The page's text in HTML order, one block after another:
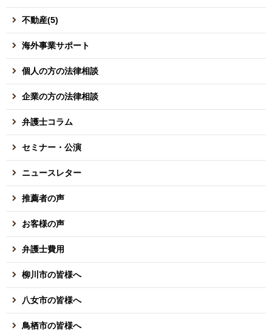
不動産(5)
海外事業サポート
個人の方の法律相談
企業の方の法律相談
弁護士コラム
セミナー・公演
ニュースレター
推薦者の声
お客様の声
弁護士費用
柳川市の皆様へ
八女市の皆様へ
鳥栖市の皆様へ